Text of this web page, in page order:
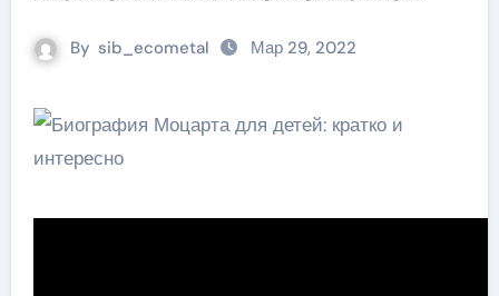
By sib_ecometal Мар 29, 2022